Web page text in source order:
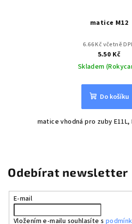
matice M12
6.66 Kč včetně
5.50 Kč
Skladem
Do košíku
matice vhodná pro zuby E11L,
Odebírat newsletter
E-mail
Vložením e-mailu souhlasíte s